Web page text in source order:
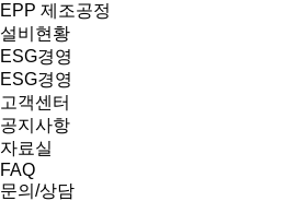
EPP 제조공정
설비현황
ESG경영
ESG경영
고객센터
공지사항
자료실
FAQ
문의/상담